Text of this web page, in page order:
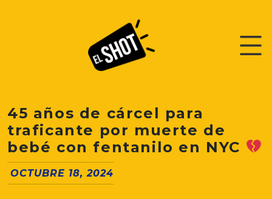
45 años de cárcel para
traficante por muerte de
bebé con fentanilo en NYC
OCTUBRE 18, 2024